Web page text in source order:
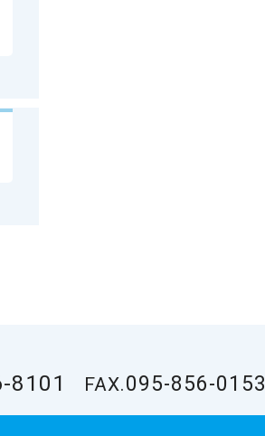
8101 FAX.095-856-0153